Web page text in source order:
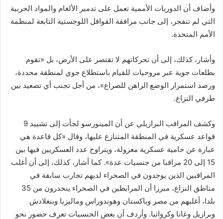
وأضاف أن الدوريات الأممية تعمل على تدمير الألغام والمواد الحربية
التي لم تنفجر، إلى جانب مرافقة القوافل اللوجستية التابعة لمنظمة
الأمم المتحدة.
وأشار، كذلك، إلى أن تحركاتهم لا تقتصر على الأرض، بل «تقوم
بطلعات جوية عبر مروحيات للقيام باستطلاع جوي لمنطقة محددة،
ورصد استمرار الوضع الراهن للصراع»، من أجل تجنب أي تصعيد بين
طرفي النزاع.
وكشف المراقب البرازيلي عن أن المينورسو لجأت إلى تشييد 9
قواعد عسكرية في المنطقة المتنازع عليها، وقال «كل قاعدة هي
عبارة عن حامية عسكرية معزولة، ويتراوح عدد العسكريين فيها بين
15 إلى 20 مراقبا من جنسيات عدة». كما أشار، كذلك، إلى أن أغلب
المراقبين الذين يوجدون في الصحراء لديهم تجارب سابقة في
مناطق النزاع، مبرزا أن المرابطين في الصحراء ينحدرون من 35
بلدا، أغلبهم من مصر وباكستان وهوندوراس وماليزيا وبنغلادش
وبرازيل وغانا وكرواتيا. وأردف أن بعض الجنسيات تعرف حضور نحو